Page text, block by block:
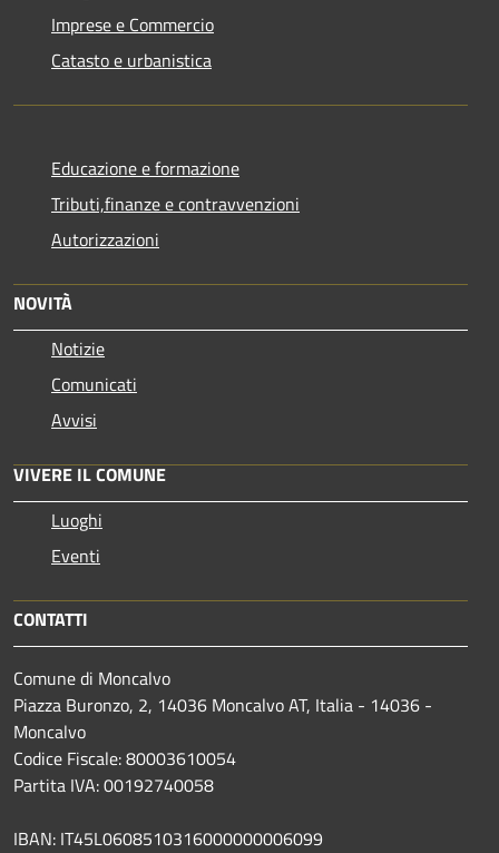
Imprese e Commercio
Catasto e urbanistica
Educazione e formazione
Tributi,finanze e contravvenzioni
Autorizzazioni
NOVITÀ
Notizie
Comunicati
Avvisi
VIVERE IL COMUNE
Luoghi
Eventi
CONTATTI
Comune di Moncalvo
Piazza Buronzo, 2, 14036 Moncalvo AT, Italia - 14036 -
Moncalvo
Codice Fiscale: 80003610054
Partita IVA: 00192740058
IBAN: IT45L0608510316000000006099